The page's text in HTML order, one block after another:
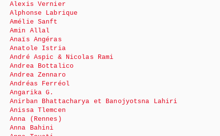
Alexis Vernier
Alphonse Labrique
Amélie Sanft
Amin Allal
Anaïs Angéras
Anatole Istria
André Aspic & Nicolas Rami
Andrea Bottalico
Andrea Zennaro
Andréas Ferréol
Angarika G.
Anirban Bhattacharya et Banojyotsna Lahiri
Anissa Tlemcen
Anna (Rennes)
Anna Bahini